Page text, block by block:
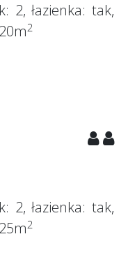
2, łazienka:tak,
20m2
2, łazienka:tak,
25m2